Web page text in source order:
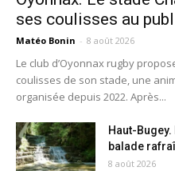
ses coulisses au
Matéo Bonin - 8 août 2026
Le club d’Oyonnax rugby
coulisses de son stade, une
organisée depuis 2022. Après...
Haut-
balade
8 août 2026